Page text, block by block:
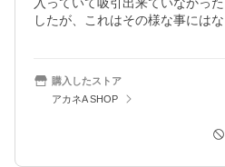
したが、これはその様な事にはな
購入したストア
アカネA SHOP